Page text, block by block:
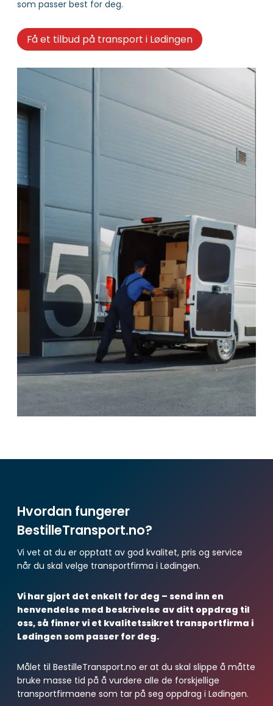
som passer best for deg.
Få et tilbud på transport i Lødingen
Hvordan fungerer
BestilleTransport.no?
Vi vet at du er opptatt av god kvalitet, pris og service
når du skal velge transportfirma i Lødingen.
Vi har gjort det enkelt for deg – send inn en
henvendelse med beskrivelse av ditt oppdrag til
oss, så finner vi et kvalitetssikret transportfirma i
Lødingen som passer for deg.
Målet til BestilleTransport.no er at du skal slippe å måtte
bruke masse tid på å vurdere alle de forskjellige
transportfirmaene som tar på seg oppdrag i Lødingen.